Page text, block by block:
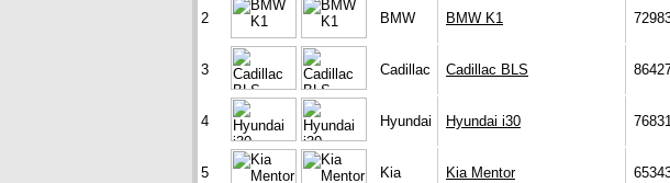
2 BMW BMW K1
3 Cadillac Cadillac BLS
4 Hyundai Hyundai i30
5 Kia Kia Mentor